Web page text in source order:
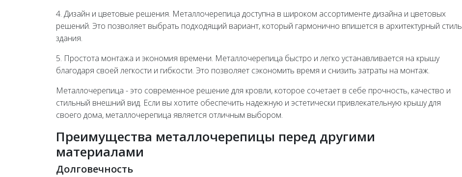
4. Дизайн и цветовые решения. Металлочерепица доступна в широком ассортименте дизайна и цветовых
решений. Это позволяет выбрать подходящий вариант, который гармонично впишется в архитектурный стиль
здания.
5. Простота монтажа и экономия времени. Металлочерепица быстро и легко устанавливается на крышу
благодаря своей легкости и гибкости. Это позволяет сэкономить время и снизить затраты на монтаж.
Металлочерепица - это современное решение для кровли, которое сочетает в себе прочность, качество и
стильный внешний вид. Если вы хотите обеспечить надежную и эстетически привлекательную крышу для
своего дома, металлочерепица является отличным выбором.
Преимущества металлочерепицы перед другими
материалами
Долговечность